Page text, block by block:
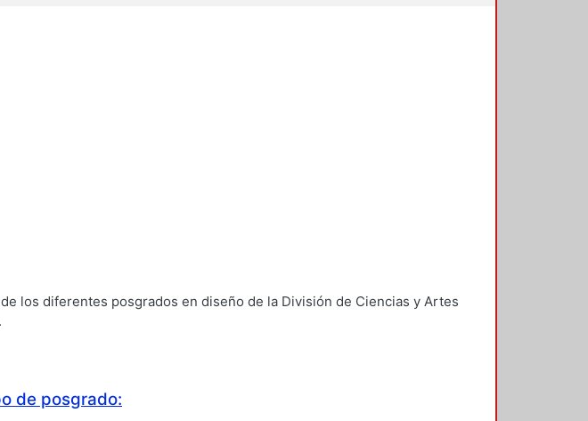
los diferentes posgrados en diseño de la División de Ciencias y Artes
de posgrado: